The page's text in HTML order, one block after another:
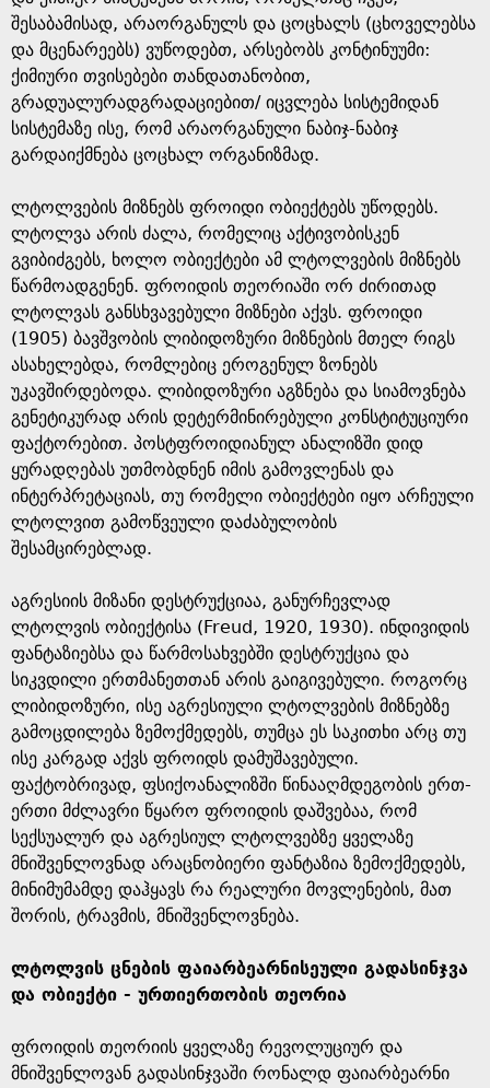
შესაბამისად, არაორგანულს და ცოცხალს (ცხოველებსა
და მცენარეებს) ვუწოდებთ, არსებობს კონტინუუმი:
ქიმიური თვისებები თანდათანობით,
გრადუალურადგრადაციებით/ იცვლება სისტემიდან
სისტემაზე ისე, რომ არაორგანული ნაბიჯ-ნაბიჯ
გარდაიქმნება ცოცხალ ორგანიზმად.
ლტოლვების მიზნებს ფროიდი ობიექტებს უწოდებს.
ლტოლვა არის ძალა, რომელიც აქტივობისკენ
გვიბიძგებს, ხოლო ობიექტები ამ ლტოლვების მიზნებს
წარმოადგენენ. ფროიდის თეორიაში ორ ძირითად
ლტოლვას განსხვავებული მიზნები აქვს. ფროიდი
(1905) ბავშვობის ლიბიდოზური მიზნების მთელ რიგს
ასახელებდა, რომლებიც ეროგენულ ზონებს
უკავშირდებოდა. ლიბიდოზური აგზნება და სიამოვნება
გენეტიკურად არის დეტერმინირებული კონსტიტუციური
ფაქტორებით. პოსტფროიდიანულ ანალიზში დიდ
ყურადღებას უთმობდნენ იმის გამოვლენას და
ინტერპრეტაციას, თუ რომელი ობიექტები იყო არჩეული
ლტოლვით გამოწვეული დაძაბულობის
შესამცირებლად.
აგრესიის მიზანი დესტრუქციაა, განურჩევლად
ლტოლვის ობიექტისა (Freud, 1920, 1930). ინდივიდის
ფანტაზიებსა და წარმოსახვებში დესტრუქცია და
სიკვდილი ერთმანეთთან არის გაიგივებული. როგორც
ლიბიდოზური, ისე აგრესიული ლტოლვების მიზნებზე
გამოცდილება ზემოქმედებს, თუმცა ეს საკითხი არც თუ
ისე კარგად აქვს ფროიდს დამუშავებული.
ფაქტობრივად, ფსიქოანალიზში წინააღმდეგობის ერთ-
ერთი მძლავრი წყარო ფროიდის დაშვებაა, რომ
სექსუალურ და აგრესიულ ლტოლვებზე ყველაზე
მნიშვენლოვნად არაცნობიერი ფანტაზია ზემოქმედებს,
მინიმუმამდე დაჰყავს რა რეალური მოვლენების, მათ
შორის, ტრავმის, მნიშვენლოვნება.
ლტოლვის ცნების ფაიარბეარნისეული გადასინჯვა
და ობიექტი - ურთიერთობის თეორია
ფროიდის თეორიის ყველაზე რევოლუციურ და
მნიშვენლოვან გადასინჯვაში რონალდ ფაიარბეარნი